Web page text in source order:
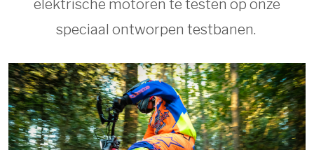
elektrische motoren te testen op onze
speciaal ontworpen testbanen.